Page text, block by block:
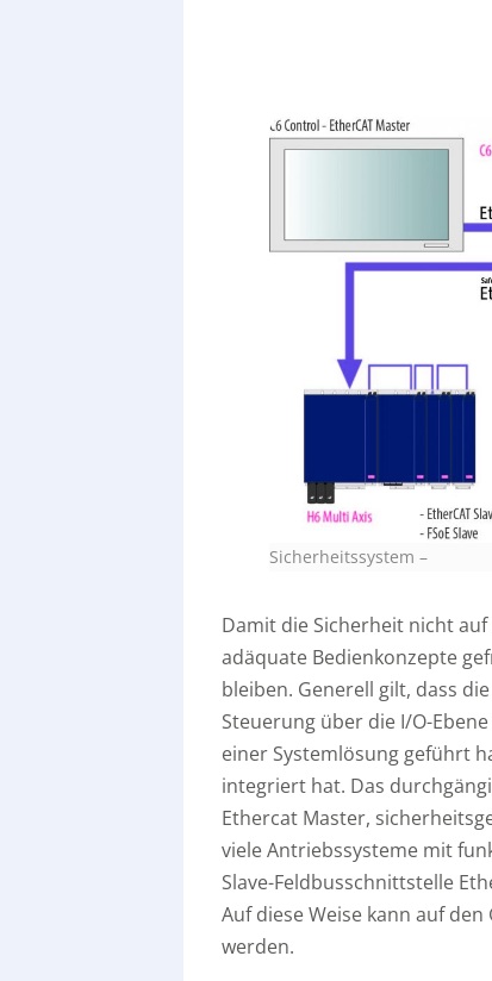
Sicherheitssystem –
Damit die Sicherheit nicht
adäquate Bedienkonzepte
bleiben. Generell gilt, dass
Steuerung über die I/O-
einer Systemlösung geführt
integriert hat. Das
Ethercat Master,
viele Antriebssysteme mit
Slave-Feldbusschnittstelle
Auf diese Weise kann auf
werden.